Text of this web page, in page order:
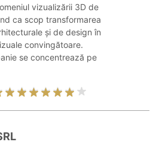
vizualizării 3D de
ca scop transformarea
și de design în
convingătoare.
se concentrează pe